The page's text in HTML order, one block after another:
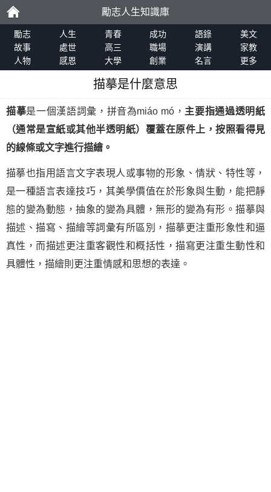
勵
志
勵志人生知識庫
勵志 人生 青春 成功 語錄
美文
故事
處世 高三 職場 演講
家教
人物
感恩 大學 創業 名言 更多
描摹是什麼意思
描摹是一個漢語詞彙，拼音為miáo mó， 主要指通過透明紙
（通常是宣紙或其他半透明紙）覆蓋在原件上，按照看得見
的線條或文字進行描繪。
描摹也指用語言文字表現人或事物的形象、情狀、特性等，
是一種語言表達技巧，其美學價值在於形象與生動，能把靜
態的變為動態，抽象的變為具體，無形的變為有形。描摹與
描述、描寫、描繪等詞彙有所區別，描摹更注重形象性和逼
真性，而描述更注重客觀性和概括性，描寫更注重生動性和
具體性，描繪則更注重情感和思想的表達。